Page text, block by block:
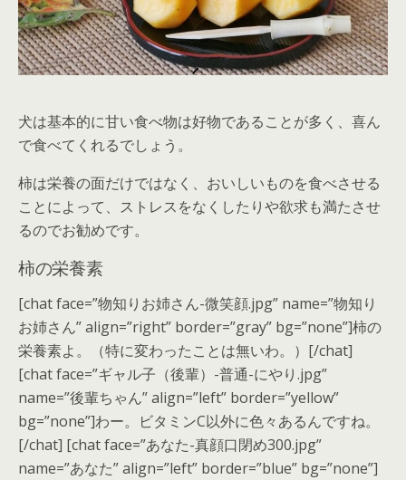
犬は基本的に甘い食べ物は好物であることが多く、喜ん
で食べてくれるでしょう。
柿は栄養の面だけではなく、おいしいものを食べさせる
ことによって、ストレスをなくしたりや欲求も満たさせ
るのでお勧めです。
柿の栄養素
[chat face=”物知りお姉さん-微笑顔.jpg” name=”物知り
お姉さん” align=”right” border=”gray” bg=”none”]柿の
栄養素よ。（特に変わったことは無いわ。）[/chat]
[chat face=”ギャル子（後輩）-普通-にやり.jpg”
name=”後輩ちゃん” align=”left” border=”yellow”
bg=”none”]わー。ビタミンC以外に色々あるんですね。
[/chat] [chat face=”あなた-真顔口閉め300.jpg”
name=”あなた” align=”left” border=”blue” bg=”none”]